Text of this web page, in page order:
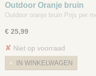
Outdoor Oranje bruin
Outdoor oranje bruin Prijs per
€ 25,99
✘ Niet op voorraad
IN WINKELWAGEN